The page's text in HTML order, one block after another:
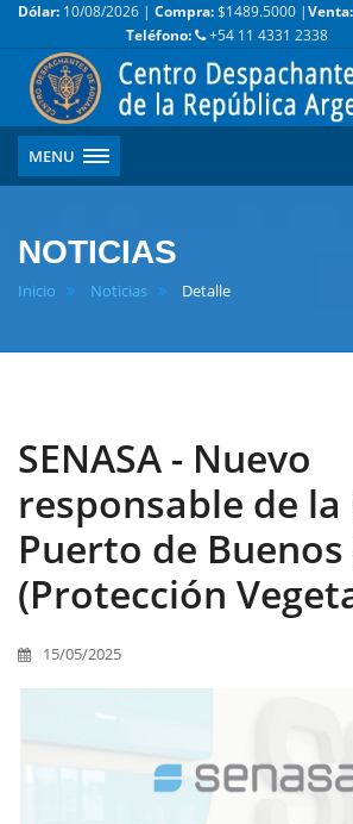
Dólar: 10/08/2026 | Compra:$1489.5000 |Venta:
Teléfono:
+54 11 4331 2338
MENU
NOTICIAS
Inicio Noticias Detalle
SENASA - Nuevo
responsable de la
Puerto de
(Protección
15/05/2025